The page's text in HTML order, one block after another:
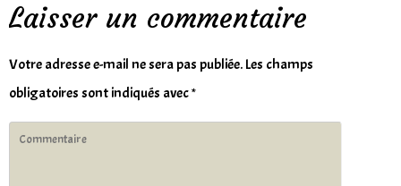
Laisser un commentaire
Votre adresse e-mail ne sera pas publiée.Les champs
obligatoires sont indiqués avec*